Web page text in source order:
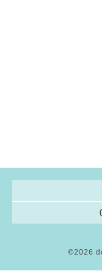
©2026